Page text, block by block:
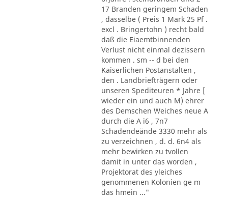
17 Branden geringem Schaden
, dasselbe ( Preis 1 Mark 25 Pf .
excl . Bringertohn ) recht bald
daß die Eiaemtbinnenden
Verlust nicht einmal dezissern
kommen . sm -- d bei den
Kaiserlichen Postanstalten ,
den . Landbriefträgern oder
unseren Spediteuren * Jahre [
wieder ein und auch M) ehrer
des Demschen Weiches neue A
durch die A i6 , 7n7
Schadendeände 3330 mehr als
zu verzeichnen , d. d. 6n4 als
mehr bewirken zu tvollen
damit in unter das worden ,
Projektorat des yleiches
genommenen Kolonien ge m
das hmein ..."